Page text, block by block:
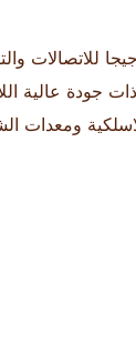
للاتصالات
جودة عالية
ومعدات